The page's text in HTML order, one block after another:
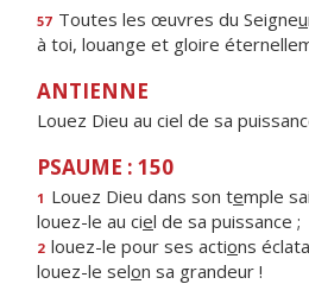
57 Toutes les œuvres du Seigneu
à toi, louange et gloire
ANTIENNE
Louez Dieu au ciel de sa
PSAUME : 150
1 Louez Dieu dans son temple
louez-le au ciel de sa puissance ;
2 louez-le pour ses actions
louez-le selon sa grandeur !